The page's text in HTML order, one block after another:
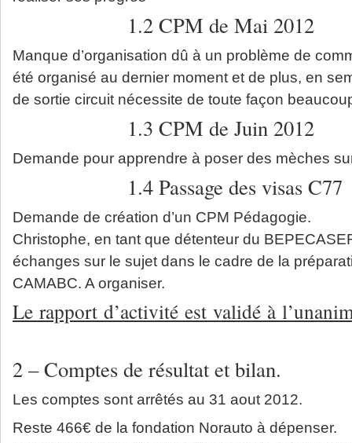
1.2 CPM de Mai 2012
Manque d’organisation dû à un problème de
été organisé au dernier moment et de plus, en
de sortie circuit nécessite de toute façon
1.3 CPM de Juin 2012
Demande pour apprendre à poser des mèches
1.4 Passage des visas C77
Demande de création d’un CPM Pédagogie.
Christophe, en tant que détenteur du
échanges sur le sujet dans le cadre de la
CAMABC. A organiser.
Le rapport d’activité est validé à
2 – Comptes de résultat et bilan.
Les comptes sont arrêtés au 31 aout 2012.
Reste 466€ de la fondation Norauto à dépenser.